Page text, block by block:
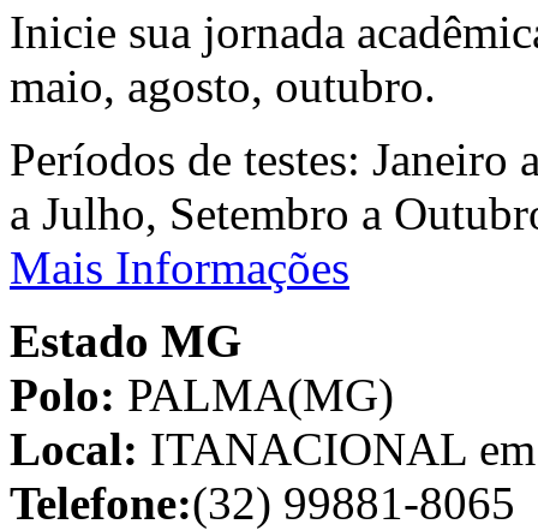
Inicie sua jornada
maio, agosto, outubro.
Períodos de testes:
a Julho, Setembro a
Mais Informações
Estado MG
Polo: PALMA(MG)
Local: ITANACIONAL
Telefone:(32) 99881-8065